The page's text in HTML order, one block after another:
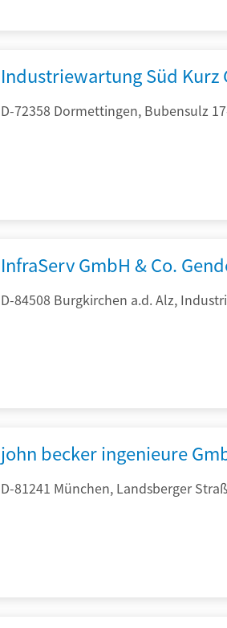
Industriewartung Süd Kurz
D-72358 Dormettingen, Bubensulz
InfraServ GmbH & Co.
D-84508 Burgkirchen a.d. Alz,
john becker ingenieure
D-81241 München, Landsberger